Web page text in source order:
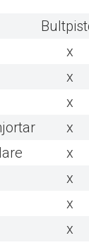
x
x
x
x
x
x
x
x